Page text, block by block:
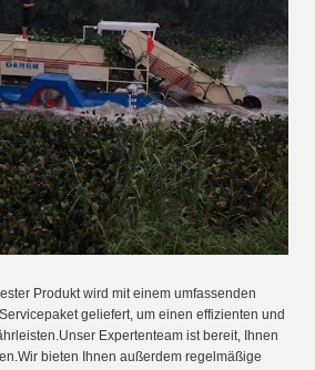
Produkt wird mit einem umfassenden
geliefert, um einen effizienten und
Expertenteam ist bereit, Ihnen
bieten Ihnen außerdem regelmäßige